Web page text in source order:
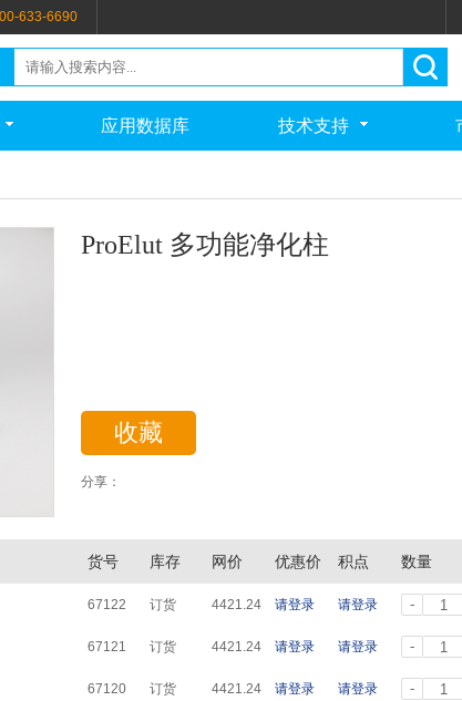
633-6690
应用数据库 技术支持
ProElut 多功能净化柱
收藏
分享：
货号 库存 网价 优惠价 积点 数量
67122 订货 4421.24 请登录 请登录 -
67121 订货 4421.24 请登录 请登录 -
67120 订货 4421.24 请登录 请登录 -